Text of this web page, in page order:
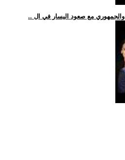
والجمهوري مع صعود اليسار في ال